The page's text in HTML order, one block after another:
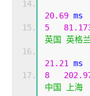
20.69 ms
5
英国
英格兰
21.21
ms
8
中国
上海